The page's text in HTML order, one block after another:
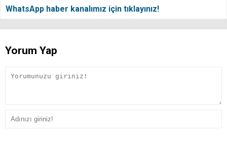
WhatsApp haber kanalımız için tıklayınız!
Yorum Yap